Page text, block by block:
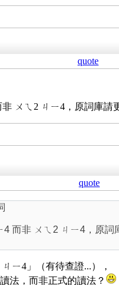
quote
ㄨㄟ2 ㄐㄧ4，原詞庫請
quote
而非 ㄨㄟ2 ㄐㄧ4，原詞
ㄧ4」（有待查證...），
法，而非正式的讀法？